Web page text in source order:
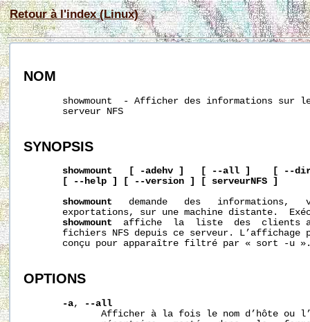
Retour à l'index (Linux)
NOM
showmount  - Afficher des informations sur
       serveur NFS
SYNOPSIS
showmount [ -adehv ] [ --all ] [
--
[
--help ] [ --version ] [ serveurNFS
]
showmount
demande   des   informations,
exportations, sur une machine distante.
showmount
affiche  la  liste  des  clients
fichiers NFS depuis ce serveur.
conçu pour apparaître filtré par « sort -u
OPTIONS
-a,
--all
Afficher à la fois le nom d’hôte ou